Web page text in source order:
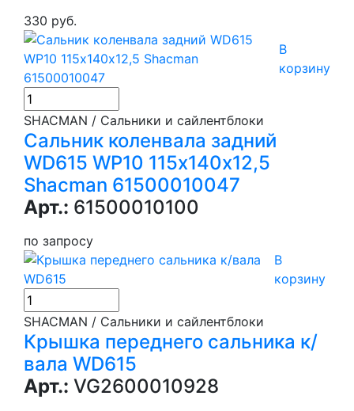
330 руб.
В
корзину
SHACMAN / Сальники и сайлентблоки
Сальник коленвала задний
WD615 WP10 115х140х12,5
Shacman 61500010047
Арт.: 61500010100
по запросу
В
корзину
SHACMAN / Сальники и сайлентблоки
Крышка переднего сальника к/
вала WD615
Арт.: VG2600010928